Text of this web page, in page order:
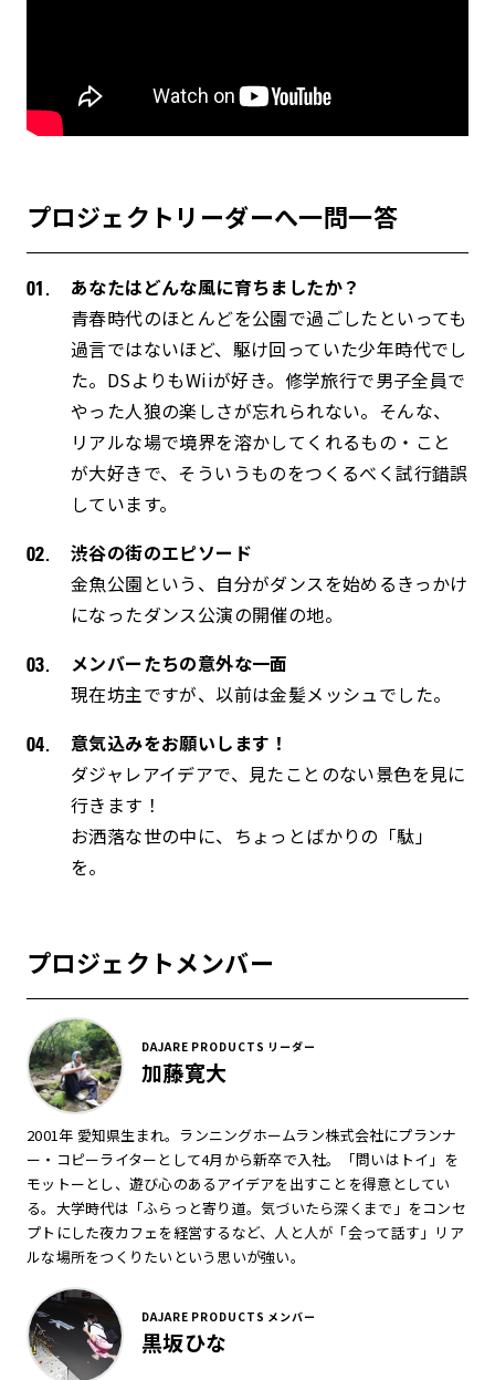
プロジェクトリーダーへ一問一答
あなたはどんな風に育ちましたか？
青春時代のほとんどを公園で過ごしたといっても
過言ではないほど、駆け回っていた少年時代でし
た。DSよりもWiiが好き。修学旅行で男子全員で
やった人狼の楽しさが忘れられない。そんな、
リアルな場で境界を溶かしてくれるもの・こと
が大好きで、そういうものをつくるべく試行錯誤
しています。
渋谷の街のエピソード
金魚公園という、自分がダンスを始めるきっかけ
になったダンス公演の開催の地。
メンバーたちの意外な一面
現在坊主ですが、以前は金髪メッシュでした。
意気込みをお願いします！
ダジャレアイデアで、見たことのない景色を見に
行きます！
お洒落な世の中に、ちょっとばかりの「駄」
を。
プロジェクトメンバー
DAJARE PRODUCTS リーダー
加藤寛大
2001年 愛知県生まれ。ランニングホームラン株式会社にプランナ
ー・コピーライターとして4月から新卒で入社。「問いはトイ」を
モットーとし、遊び心のあるアイデアを出すことを得意としてい
る。大学時代は「ふらっと寄り道。気づいたら深くまで」をコンセ
プトにした夜カフェを経営するなど、人と人が「会って話す」リア
ルな場所をつくりたいという思いが強い。
DAJARE PRODUCTS メンバー
黒坂ひな